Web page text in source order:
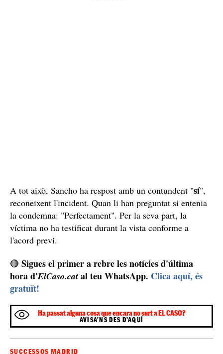
A tot això, Sancho ha respost amb un contundent "sí",
reconeixent l'incident. Quan li han preguntat si entenia
la condemna: "Perfectament". Per la seva part, la
víctima no ha testificat durant la vista conforme a
l'acord previ.
🔴 Sigues el primer a rebre les notícies d'última
hora d'ElCaso.cat al teu WhatsApp. Clica aquí, és
gratuït!
Ha passat alguna cosa que encara no surt a EL CASO?
AVISA'NS DES D'AQUÍ
SUCCESSOS MADRID